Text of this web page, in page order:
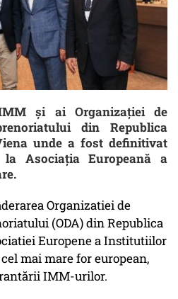
și ai Organizației de
din Republica
unde a fost definitivat
Asociația Europeană a
Organizatiei de
(ODA) din Republica
Europene a Institutiilor
mai mare for european,
IMM-urilor.